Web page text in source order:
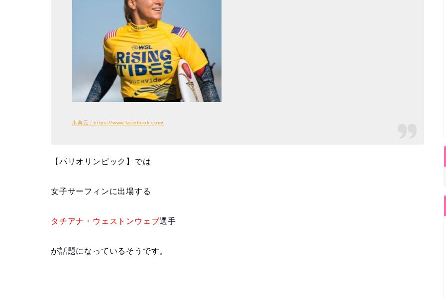
出典元：https://www.facebook.com/
【パリオリンピック】では
女子サーフィンに出場する
タチアナ・ウェストンウェブ選手
が話題になっているそうです。